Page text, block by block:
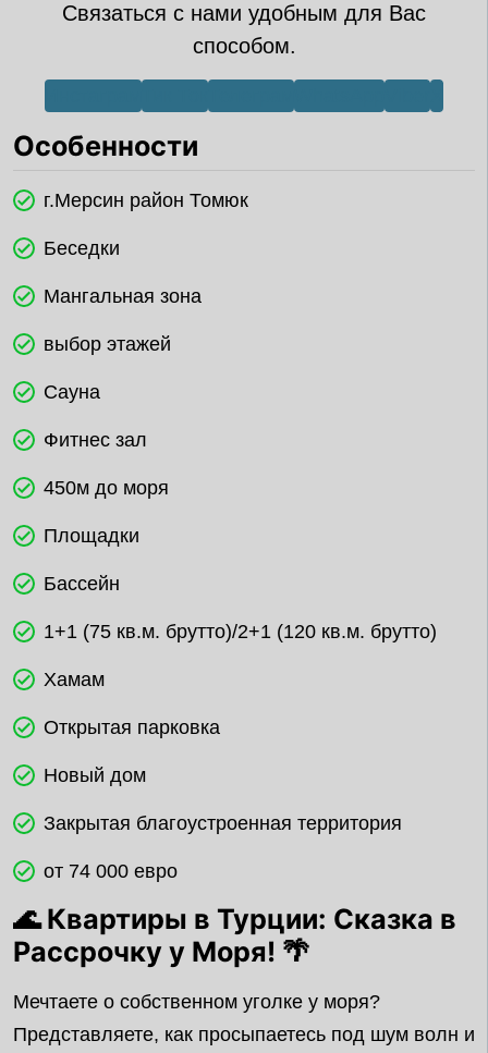
Связаться с нами удобным для Вас
способом.
Особенности
г.Мерсин район Томюк
Беседки
Мангальная зона
выбор этажей
Сауна
Фитнес зал
450м до моря
Площадки
Бассейн
1+1 (75 кв.м. брутто)/2+1 (120 кв.м. брутто)
Хамам
Открытая парковка
Новый дом
Закрытая благоустроенная территория
от 74 000 евро
🌊 Квартиры в Турции: Сказка в
Рассрочку у Моря! 🌴
Мечтаете о собственном уголке у моря?
Представляете, как просыпаетесь под шум волн и